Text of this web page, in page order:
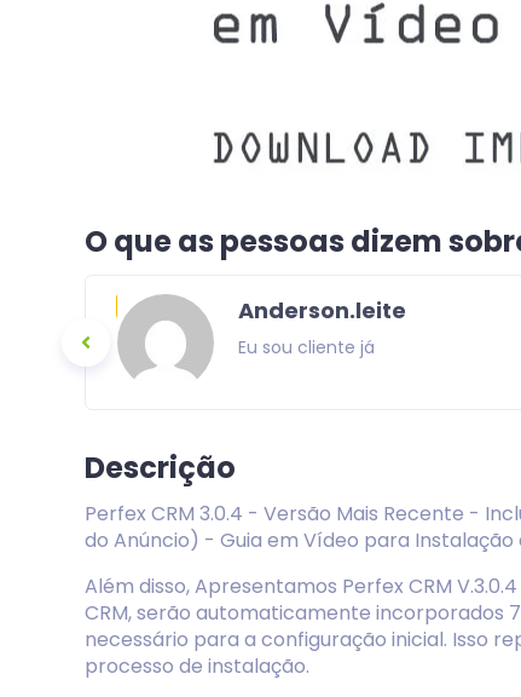
O que as pessoas dizem
Anderson.leite
Eu sou cliente já
Descrição
Perfex CRM 3.0.4 - Versão Mais Recente -
do Anúncio) - Guia em Vídeo para Instalação
Além disso, Apresentamos Perfex CRM
CRM, serão automaticamente incorporados
necessário para a configuração inicial. Isso
processo de instalação.